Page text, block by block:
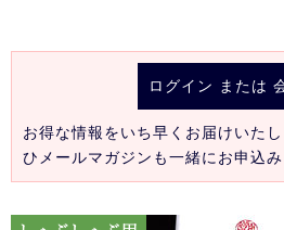
ログイン または
お得な情報をいち早くお届けいた
ひメールマガジンも一緒にお申込み